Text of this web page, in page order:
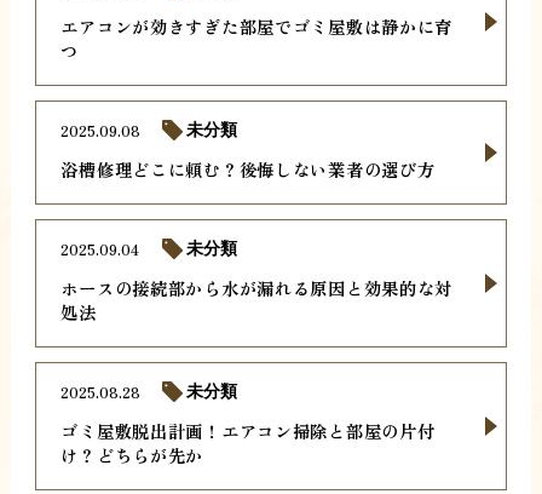
エアコンが効きすぎた部屋でゴミ屋敷は静かに育
つ
浴槽修理どこに頼む？後悔しない業者の選び方
2025.09.08 未分類
ホースの接続部から水が漏れる原因と効果的な対
処法
2025.09.04 未分類
ゴミ屋敷脱出計画！エアコン掃除と部屋の片付
け？どちらが先か
2025.08.28 未分類